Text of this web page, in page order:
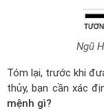
Ngũ
Tóm lại, trước khi
thủy, bạn cần xác
mệnh gì?